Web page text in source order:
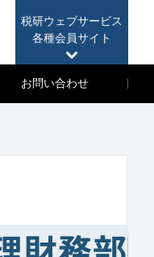
税研ウェブサービス
各種会員サイト
お問い合わせ